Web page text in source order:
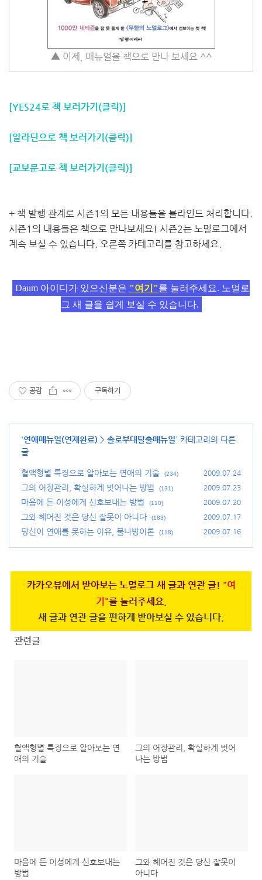
▲ 이제, 매뉴얼을 책으로 만나 보세요 ^^
[YES24로 책 보러가기(클릭)]
[알라딘으로 책 보러가기(클릭)]
[교보문고로 책 보러가기(클릭)]
+ 책 발행 관계로 시즌1의 모든 내용들을 블라인드 처리합니다.
시즌1의 내용들은 책으로 만나보세요! 시즌2는 노멀로그에서
계속 보실 수 있습니다. 오른쪽 카테고리를 참고하세요.
Daum 아이디가 있으신분은 "여기"를 눌러주세요. 노멀로
그 새 글을 쉽게 보실 수 있습니다.
공감 구독하기
'연애매뉴얼(연재완료) > 솔로부대탈출매뉴얼' 카테고리의 다른
글
혈액형별 특징으로 알아보는 연애의 기술 (234) 2009.07.24
그의 어장관리, 확실하게 벗어나는 방법 (131) 2009.07.23
마음에 든 이성에게 신호보내는 방법 (110) 2009.07.20
그와 헤어진 것은 당신 잘못이 아니다 (183) 2009.07.17
당신이 연애를 못하는 이유, 불나방이론 (118) 2009.07.16
카카오뷰에서 받아보는 노멀로그 새 글과 연관 글! "여
기"를 눌러주세요.
새 글과 연관 글을 편하게 받아보실 수 있습니다.
관련글
혈액형별 특징으로 알아보는 연
애의 기술
그의 어장관리, 확실하게 벗어
나는 방법
마음에 든 이성에게 신호보내는
방법
그와 헤어진 것은 당신 잘못이
아니다